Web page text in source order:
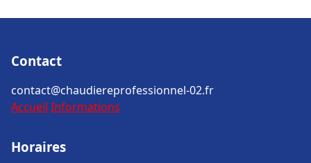
Contact
contact@chaudiereprofessionnel-02.fr
Accueil Informations
Horaires